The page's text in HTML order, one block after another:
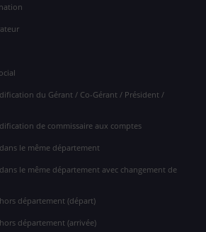
du Gérant / Co-Gérant / Président /
de commissaire aux comptes
le même département
le même département avec changement de
département (départ)
département (arrivée)